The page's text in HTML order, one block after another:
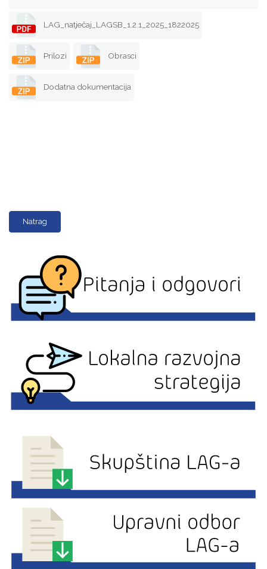
LAG_natječaj_LAGSB_1.2.1_2025_1822025
Prilozi Obrasci
Dodatna dokumentacija
Natrag